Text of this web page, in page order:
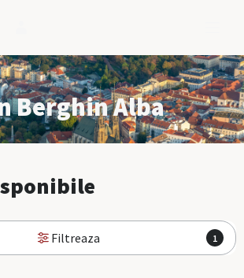
Berghin Alba
Filtreaza 1